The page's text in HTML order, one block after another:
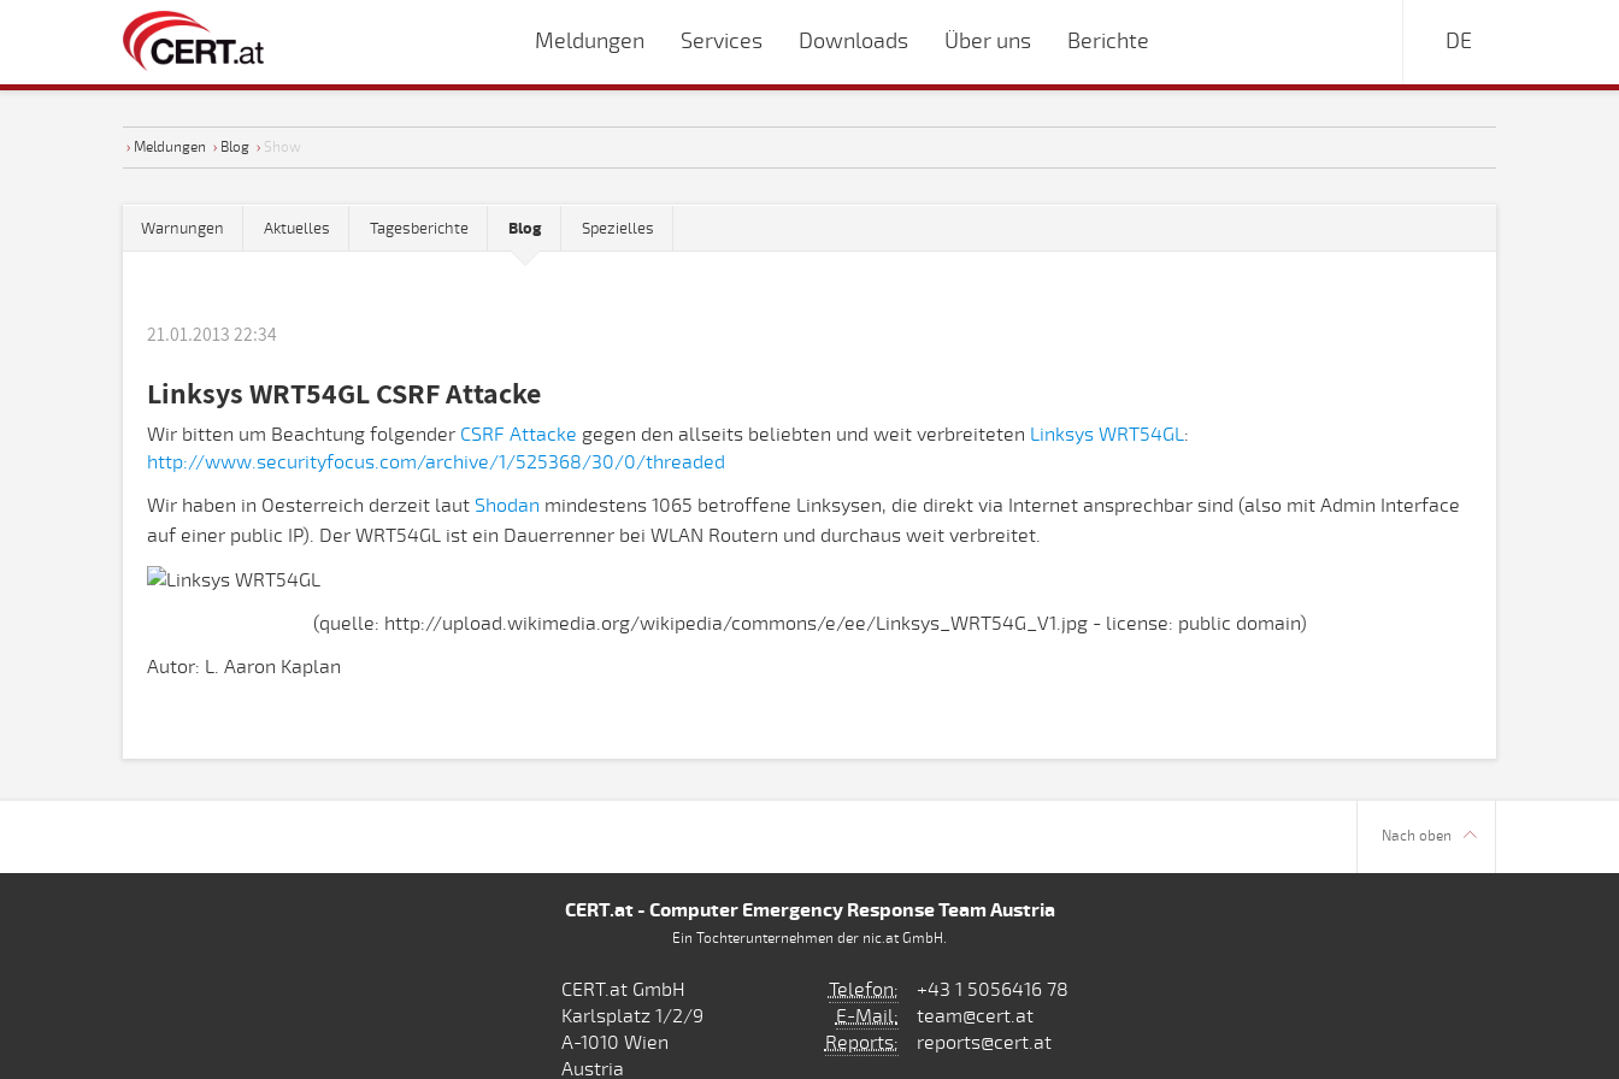
Meldungen Services Downloads Über uns Berichte DE
› Meldungen › Blog › Show
Warnungen Aktuelles Tagesberichte Blog Spezielles
21.01.2013 22:34
Linksys WRT54GL CSRF Attacke
Wir bitten um Beachtung folgender CSRF Attacke gegen den allseits beliebten und weit verbreiteten Linksys WRT54GL:
http://www.securityfocus.com/archive/1/525368/30/0/threaded
Wir haben in Oesterreich derzeit laut Shodan mindestens 1065 betroffene Linksysen, die direkt via Internet ansprechbar sind (also mit Admin Interface
auf einer public IP). Der WRT54GL ist ein Dauerrenner bei WLAN Routern und durchaus weit verbreitet.
(quelle: http://upload.wikimedia.org/wikipedia/commons/e/ee/Linksys_WRT54G_V1.jpg - license: public domain)
Autor: L. Aaron Kaplan
Nach oben
CERT.at - Computer Emergency Response Team Austria
Ein Tochterunternehmen der nic.at GmbH.
CERT.at GmbH
Karlsplatz 1/2/9
A-1010 Wien
Austria
Telefon:
+43 1 5056416 78
E-Mail:
team@cert.at
Reports:
reports@cert.at